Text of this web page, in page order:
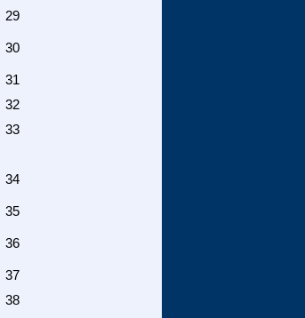
29
30
31
32
33
34
35
36
37
38